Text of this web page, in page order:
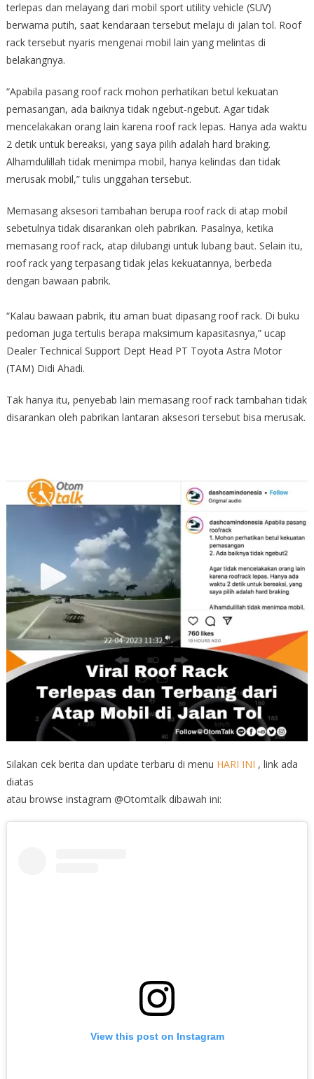
terlepas dan melayang dari mobil sport utility vehicle (SUV)
berwarna putih, saat kendaraan tersebut melaju di jalan tol. Roof
rack tersebut nyaris mengenai mobil lain yang melintas di
belakangnya.
“Apabila pasang roof rack mohon perhatikan betul kekuatan
pemasangan, ada baiknya tidak ngebut-ngebut. Agar tidak
mencelakakan orang lain karena roof rack lepas. Hanya ada waktu
2 detik untuk bereaksi, yang saya pilih adalah hard braking.
Alhamdulillah tidak menimpa mobil, hanya kelindas dan tidak
merusak mobil,” tulis unggahan tersebut.
Memasang aksesori tambahan berupa roof rack di atap mobil
sebetulnya tidak disarankan oleh pabrikan. Pasalnya, ketika
memasang roof rack, atap dilubangi untuk lubang baut. Selain itu,
roof rack yang terpasang tidak jelas kekuatannya, berbeda
dengan bawaan pabrik.
“Kalau bawaan pabrik, itu aman buat dipasang roof rack. Di buku
pedoman juga tertulis berapa maksimum kapasitasnya,” ucap
Dealer Technical Support Dept Head PT Toyota Astra Motor
(TAM) Didi Ahadi.
Tak hanya itu, penyebab lain memasang roof rack tambahan tidak
disarankan oleh pabrikan lantaran aksesori tersebut bisa merusak.
Silakan cek berita dan update terbaru di menu HARI INI , link ada
diatas
atau browse instagram @Otomtalk dibawah ini:
View this post on Instagram